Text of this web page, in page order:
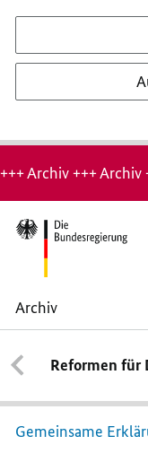
Hinweis:
Archiv-
Seite
+++ Archiv +++ Archiv
Archiv
Deutschland
bekräftigt
Pflicht
zur Reformen für
Gemeinsame